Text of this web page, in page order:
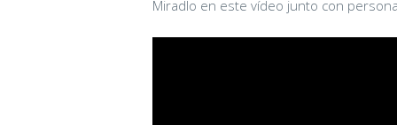
Miradlo en este vídeo junto con